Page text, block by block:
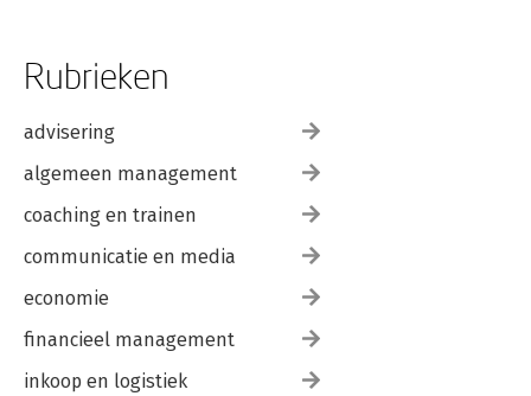
Rubrieken
advisering
algemeen management
coaching en trainen
communicatie en media
economie
financieel management
inkoop en logistiek